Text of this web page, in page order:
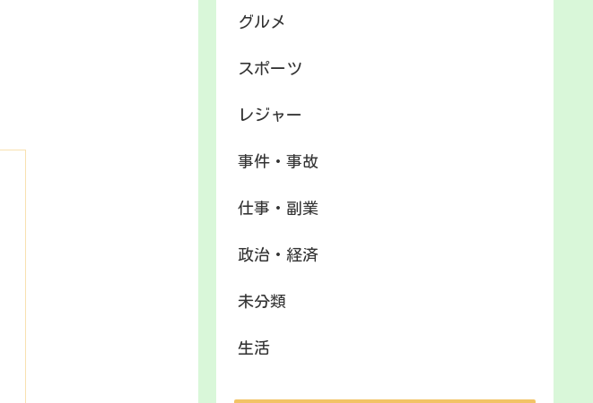
グルメ
スポーツ
レジャー
事件・事故
仕事・副業
政治・経済
未分類
生活